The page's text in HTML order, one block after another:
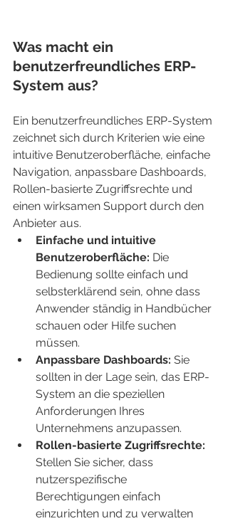
Was macht ein
benutzerfreundliches ERP-
System aus?
Ein benutzerfreundliches ERP-System
zeichnet sich durch Kriterien wie eine
intuitive Benutzeroberfläche, einfache
Navigation, anpassbare Dashboards,
Rollen-basierte Zugriffsrechte und
einen wirksamen Support durch den
Anbieter aus.
Einfache und intuitive
Benutzeroberfläche: Die
Bedienung sollte einfach und
selbsterklärend sein, ohne dass
Anwender ständig in Handbücher
schauen oder Hilfe suchen
müssen.
Anpassbare Dashboards: Sie
sollten in der Lage sein, das ERP-
System an die speziellen
Anforderungen Ihres
Unternehmens anzupassen.
Rollen-basierte Zugriffsrechte:
Stellen Sie sicher, dass
nutzerspezifische
Berechtigungen einfach
einzurichten und zu verwalten